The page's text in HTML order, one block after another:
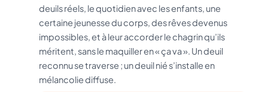
deuils réels, le quotidien avec les enfants, une
certaine jeunesse du corps, des rêves devenus
impossibles, et à leur accorder le chagrin qu’ils
méritent, sans le maquiller en « ça va ». Un deuil
reconnu se traverse ; un deuil nié s’installe en
mélancolie diffuse.